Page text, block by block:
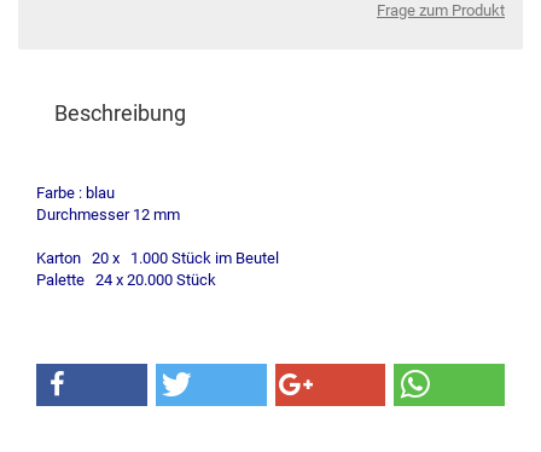
Frage zum Produkt
Beschreibung
Farbe : blau
Durchmesser 12 mm
Karton 20 x 1.000 Stück im Beutel
Palette 24 x 20.000 Stück